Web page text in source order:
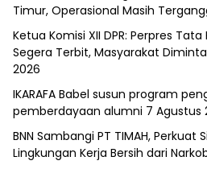
Timur, Operasional Masih
Ketua Komisi XII DPR: Perpres
Segera Terbit, Masyarakat
2026
IKARAFA Babel susun program
pemberdayaan alumni 7 Agustus
BNN Sambangi PT TIMAH, Perkuat
Lingkungan Kerja Bersih dari